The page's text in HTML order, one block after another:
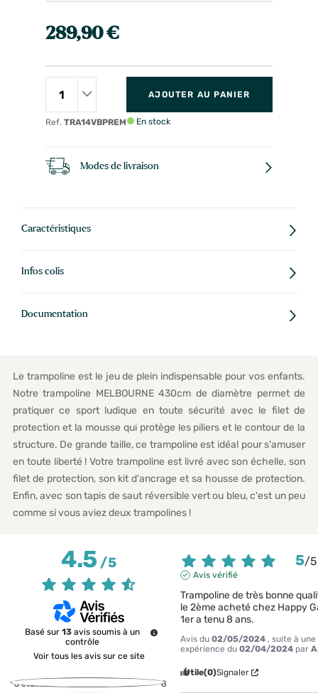
289,90 €
Ref. TRA14VBPREM
AJOUTER AU PANIER
En stock
Modes de livraison
Caractéristiques
Infos colis
Documentation
Le trampoline est le jeu de plein indispensable pour vos enfants.
Notre trampoline MELBOURNE 430cm de diamètre permet de
pratiquer ce sport ludique en toute sécurité avec le filet de
protection et la mousse qui protège les piliers et le contour de la
structure. De grande taille, ce trampoline est idéal pour s'amuser
en toute liberté ! Votre trampoline est livré avec son échelle, son
filet de protection, son kit d'ancrage et sa housse de protection.
Enfin, avec son tapis de saut réversible vert ou bleu, c'est un peu
comme si vous aviez deux trampolines !
4.5/5
Basé sur 13 avis soumis à un
contrôle
Voir tous les avis sur ce site
5étoiles
8
5/5
Avis vérifié
Trampoline de très bonne
le 2ème acheté chez Happy
1er a tenu 8 ans.
Avis du02/05/2024 , suite à une
expérience du02/04/2024 par
Utile(0)Signaler